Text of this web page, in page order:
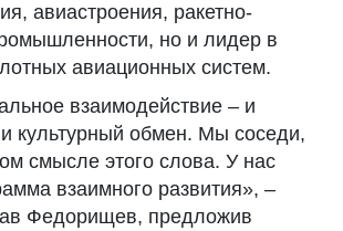
авиастроения, ракетно-
но и лидер в
авиационных систем.
взаимодействие – и
и культурный обмен. Мы соседи,
смысле этого слова. У нас
взаимного развития», –
Федорищев, предложив